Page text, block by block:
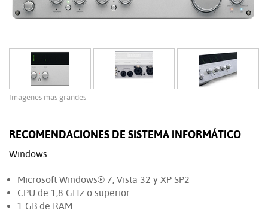
Imágenes más grandes
RECOMENDACIONES DE SISTEMA INFORMÁTICO
Windows
Microsoft Windows® 7, Vista 32 y XP SP2
CPU de 1,8 GHz o superior
1 GB de RAM